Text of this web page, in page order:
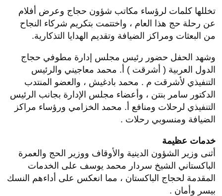
تخللها كلمات لرؤساء مكاتب شؤون حجاج وعرض أفلام
عن رحلة حج هذا العام ، واختتمت بتكريم شركاء النجاح
من البعثات ومراكز الضيافة وتقديم الهدايا التذكارية.
وشهد الحفل حضور رئيس مجلس إدارة مطوفي حجاج
الدول العربية ( أشرقت ) أ. محمد معاجيني والرئيس
التنفيذي لأشرقت م . محمد بادغيش ، والعضو المنتدب
الدكتور سامر بنتن ، وأعضاء مجلس الإدارة بجانب الرئيس
التنفيذي لرحلات ومنافع أ. محمد الخزامي ورؤساء مراكز
الضيافة ومنسوبي رحلات .
خدمات عظيمة
أثنى وزير الشؤون الدينية والأوقاف ووزير الحج والعمرة
الباكستاني الشيخ سردار محمد يوسف على الخدمات
المقدمة لحجاج الباكستان ، مما انعكس على أداءهم النسك
بيسر وأمان .